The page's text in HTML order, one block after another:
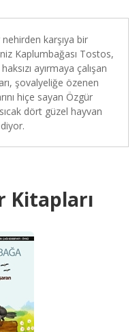
karşıya bir
Kaplumbağası Tostos,
ayırmaya çalışan
şovalyeliğe özenen
hiçe sayan Özgür
dört güzel hayvan
Kitapları